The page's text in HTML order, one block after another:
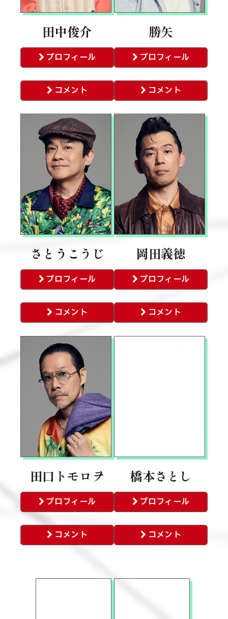
田中俊介
プロフィール
コメント
勝矢
プロフィール
コメント
さとうこうじ
プロフィール
コメント
岡田義徳
プロフィール
コメント
田口トモロヲ
プロフィール
コメント
橋本さとし
プロフィール
コメント